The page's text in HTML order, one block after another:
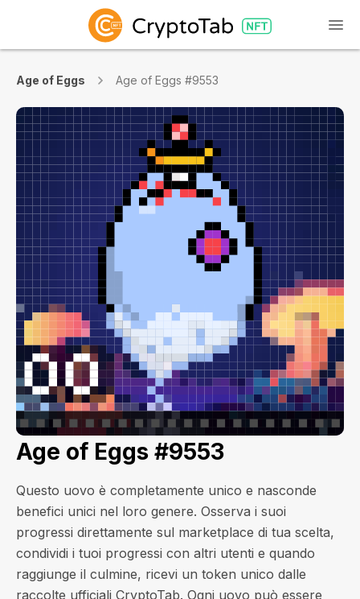
Age of Eggs Age of Eggs #9553
Age of Eggs #9553
Questo uovo è completamente unico e nasconde
benefici unici nel loro genere. Osserva i suoi
progressi direttamente sul marketplace di tua scelta,
condividi i tuoi progressi con altri utenti e quando
raggiunge il culmine, ricevi un token unico dalle
raccolte ufficiali CryptoTab. Ogni uovo può essere